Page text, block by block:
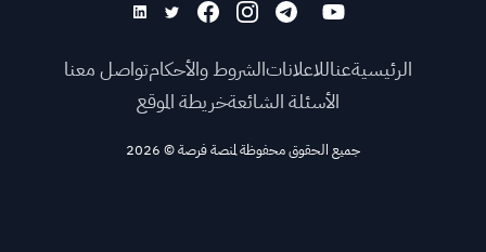
الرئيسيةعناللاعلاناتالشروط والأحكامتواصل معنا
الأسئلة الشائعةخريطة الموقع
جميع الحقوق محفوظة لمنصة فرصة©
2026